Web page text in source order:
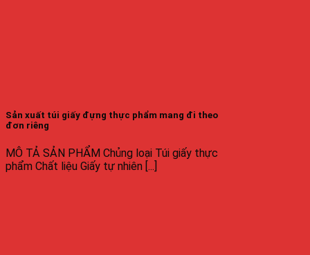
Sản xuất túi giấy đựng thực phẩm mang đi theo
đơn riêng
MÔ TẢ SẢN PHẨM Chủng loại Túi giấy thực
phẩm Chất liệu Giấy tự nhiên [...]